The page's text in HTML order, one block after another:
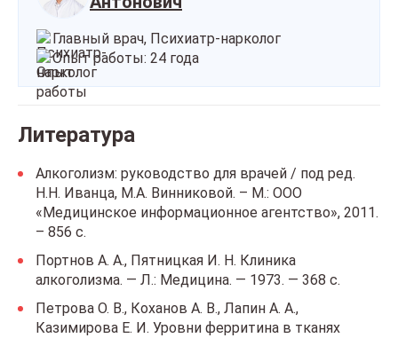
Главный врач, Психиатр-нарколог
Опыт работы: 24 года
Литература
Алкоголизм: руководство для врачей / под ред.
Н.Н. Иванца, М.А. Винниковой. – М.: ООО
«Медицинское информационное агентство», 2011.
– 856 с.
Портнов А. А., Пятницкая И. Н. Клиника
алкоголизма. — Л.: Медицина. — 1973. — 368 с.
Петрова О. В., Коханов А. В., Лапин А. А.,
Казимирова Е. И. Уровни ферритина в тканях